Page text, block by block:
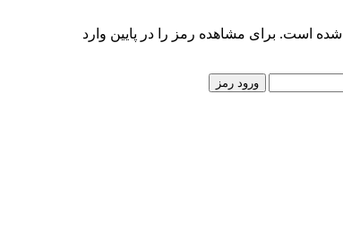
است. برای مشاهده رمز را در پایین وارد